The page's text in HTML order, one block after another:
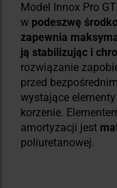
Model Innox Pro
w podeszwę
zapewnia
ją stabilizując i
rozwiązanie
przed
wystające
korzenie.
amortyzacji jest
poliuretanowej.